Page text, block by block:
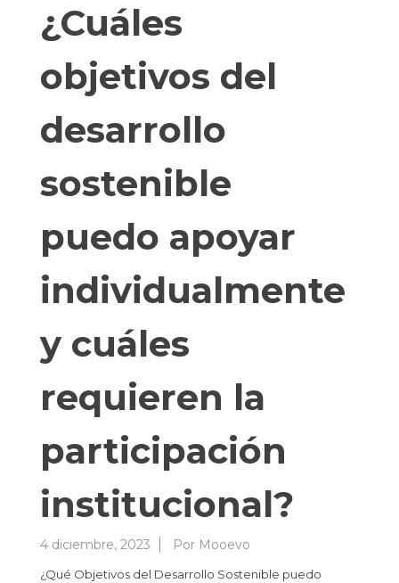
¿Cuáles
objetivos del
desarrollo
sostenible
puedo apoyar
individualmente
y cuáles
requieren la
participación
institucional?
4 diciembre, 2023 Por Mooevo
¿Qué Objetivos del Desarrollo Sostenible puedo